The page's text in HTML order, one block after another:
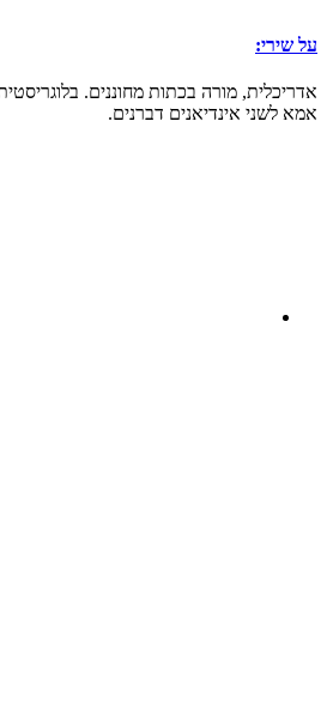
על שירי:
אדריכלית, מורה בכתות מחוננים.
אמא לשני אינדיאנים דברנים.